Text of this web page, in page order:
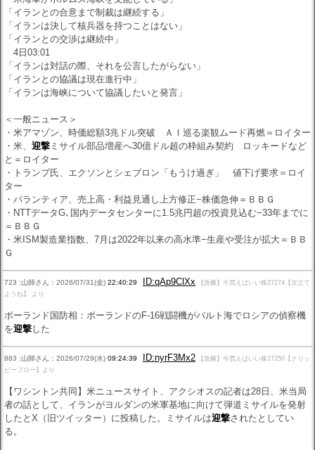
「イランとの合意まで制裁は継続する」
「イランは決して核兵器を持つことはない」
「イランとの交渉は継続中」
4日03:01
「イランは対話の際、それを公言したがらない」
「イランとの協議は現在進行中」
「イランは海峡について協議したいと発言」
＜一般ニュース＞
・米アマゾン、時価総額3兆ドル突破 ＡＩ巡る楽観ムード再燃＝ロイター
・米、 迎撃 ミサイル部品増産へ30億ドル超の枠組み契約 ロッキードなど
と＝ロイター
・トランプ氏、エクソンとシェブロン「もうけ過ぎ」 値下げ要求＝ロイ
ター
・パランティア、売上高・利益見通し上方修正−株価急伸＝ＢＢＧ
・NTTデータG､国内データセンターに1.5兆円超の投資見込む−33年までに
＝ＢＢＧ
・米ISM製造業指数、7月は2022年以来の高水準−生産や受注が拡大＝ＢＢ
Ｇ
723 :山師さん：2026/07/31(金) 22:40:29 ID:qAp9ClXx
【急騰】今買えばいい株27274【次立て
ようね】 より
ポーランド国防相：ポーランドのF-16戦闘機がバルト海でロシアの偵察機
を迎撃した
883 :山師さん：2026/07/29(水) 09:24:39 ID:nyrF3Mx2
【急騰】今買えばいい株27250【クリッ
ピーブロー】より
【ワシントン共同】米ニュースサイト、アクシオスの記者は28日、米当局
者の話として、イランがヨルダンの米軍基地に向けて弾道ミサイルを発射
したとX（旧ツイッター）に投稿した。ミサイルは迎撃されたとしてい
る。